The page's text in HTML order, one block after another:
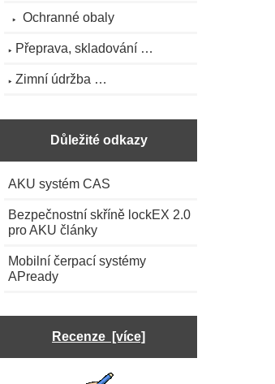
Ochranné obaly
Přeprava, skladování …
Zimní údržba …
Důležité odkazy
AKU systém CAS
Bezpečnostní skříně lockEX 2.0
pro AKU články
Mobilní čerpací systémy
APready
Recenze [více]